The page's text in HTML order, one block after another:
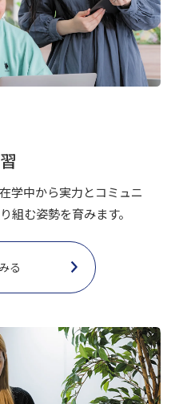
学中から実力とコミュニ
組む姿勢を育みます。
る